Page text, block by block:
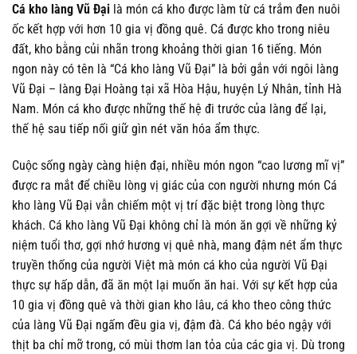
Cá kho làng Vũ Đại là món cá kho được làm từ cá trắm đen nuôi
ốc kết hợp với hơn 10 gia vị đồng quê. Cá được kho trong niêu
đất, kho bằng củi nhãn trong khoảng thời gian 16 tiếng. Món
ngon này có tên là “Cá kho làng Vũ Đại” là bởi gắn với ngôi làng
Vũ Đại – làng Đại Hoàng tại xã Hòa Hậu, huyện Lý Nhân, tỉnh Hà
Nam. Món cá kho được những thế hệ đi trước của làng để lại,
thế hệ sau tiếp nối giữ gìn nét văn hóa ẩm thực.
Cuộc sống ngày càng hiện đại, nhiều món ngon “cao lương mĩ vị”
được ra mắt để chiều lòng vị giác của con người nhưng món Cá
kho làng Vũ Đại vẫn chiếm một vị trí đặc biệt trong lòng thực
khách. Cá kho làng Vũ Đại không chỉ là món ăn gợi về những kỷ
niệm tuổi thơ, gợi nhớ hương vị quê nhà, mang đậm nét ẩm thực
truyền thống của người Việt mà món cá kho của người Vũ Đại
thực sự hấp dẫn, đã ăn một lại muốn ăn hai. Với sự kết hợp của
10 gia vị đồng quê và thời gian kho lâu, cá kho theo công thức
của làng Vũ Đại ngấm đều gia vị, đậm đà. Cá kho béo ngậy với
thịt ba chỉ mỡ trong, có mùi thơm lan tỏa của các gia vị. Dù trong